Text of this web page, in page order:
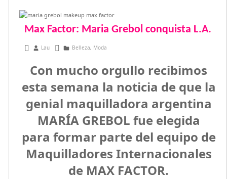
Max Factor: Maria Grebol conquista L.A.
mayo 20, 2015
Lau Belleza, Moda
Con mucho orgullo recibimos
esta semana la noticia de que la
genial maquilladora argentina
MARÍA GREBOL fue elegida
para formar parte del equipo de
Maquilladores Internacionales
de MAX FACTOR.